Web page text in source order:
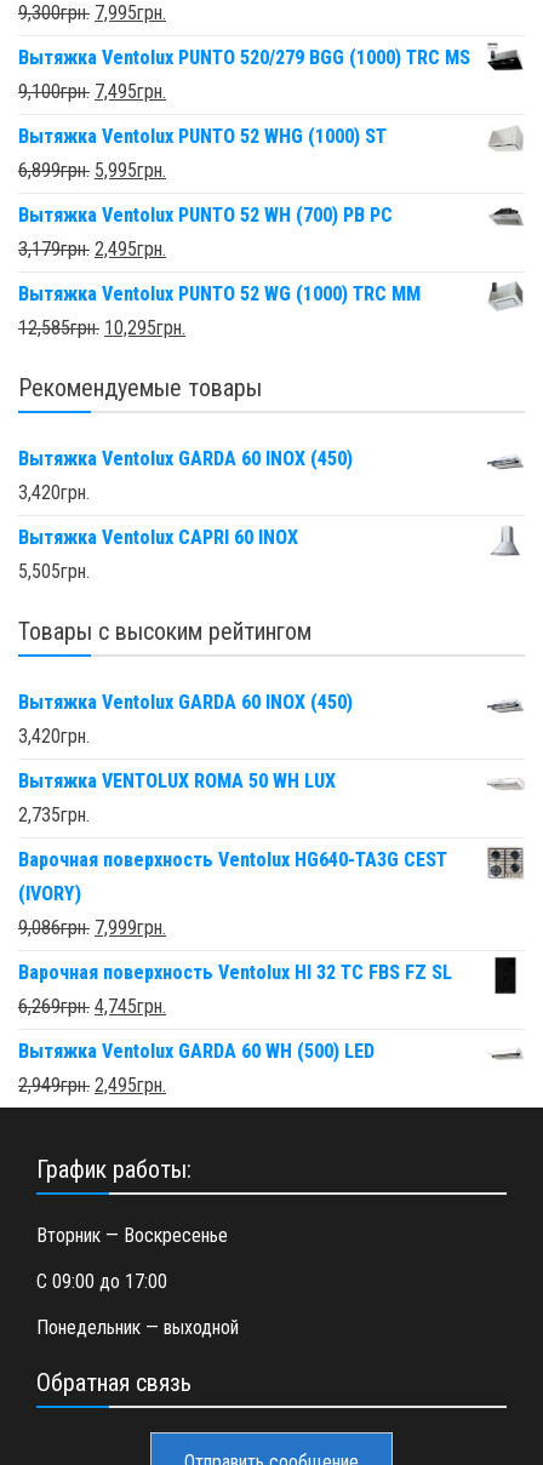
9,300грн. 7,995грн.
Вытяжка Ventolux PUNTO 520/279 BGG (1000) TRC MS
9,100грн. 7,495грн.
Вытяжка Ventolux PUNTO 52 WHG (1000) ST
6,899грн. 5,995грн.
Вытяжка Ventolux PUNTO 52 WH (700) PB PC
3,179грн. 2,495грн.
Вытяжка Ventolux PUNTO 52 WG (1000) TRC MM
12,585грн. 10,295грн.
Рекомендуемые товары
Вытяжка Ventolux GARDA 60 INOX (450)
3,420грн.
Вытяжка Ventolux CAPRI 60 INOX
5,505грн.
Товары с высоким рейтингом
Вытяжка Ventolux GARDA 60 INOX (450)
3,420грн.
Вытяжка VENTOLUX ROMA 50 WH LUX
2,735грн.
Варочная поверхность Ventolux HG640-TA3G CEST
(IVORY)
9,086грн. 7,999грн.
Варочная поверхность Ventolux HI 32 TC FBS FZ SL
6,269грн. 4,745грн.
Вытяжка Ventolux GARDA 60 WH (500) LED
2,949грн. 2,495грн.
График работы:
Вторник — Воскресенье
С 09:00 до 17:00
Понедельник — выходной
Обратная связь